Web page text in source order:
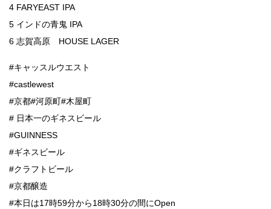
4 FARYEAST IPA
5 インドの青鬼 IPA
6 志賀高原 HOUSE LAGER
#キャッスルウエスト
#castlewest
#京都#河原町#木屋町
# 日本一のギネスビール
#GUINNESS
#ギネスビール
#クラフトビール
#京都醸造
#本日は17時59分から18時30分の間にOpen